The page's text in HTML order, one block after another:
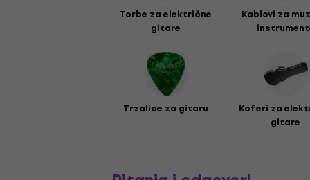
Torbe za električne
gitare
Kablovi za
Trzalice za gitaru
Koferi za
gitare